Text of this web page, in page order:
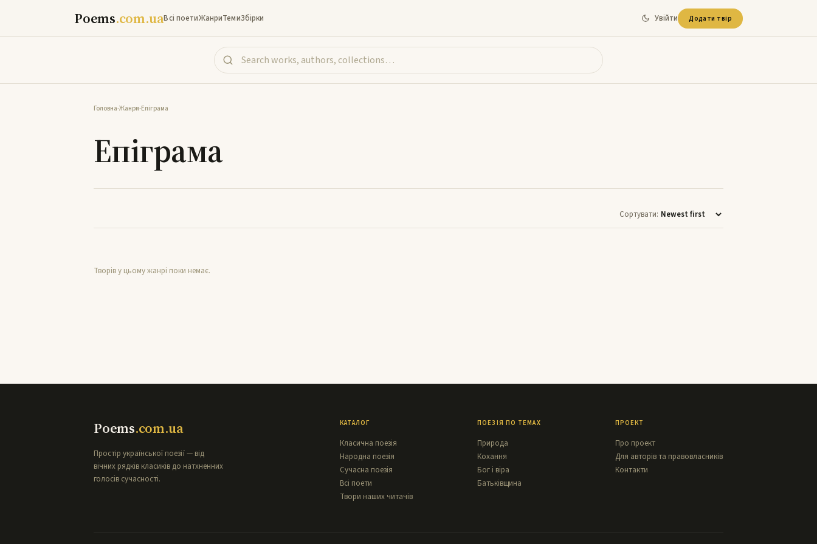
Poems.com.uaВсі поетиЖанриТемиЗбірки Увійти Додати твір
Головна-Жанри-Епіграма
Епіграма
Сортувати:
Творів у цьому жанрі поки немає.
Poems.com.ua
Простір української поезії — від
вічних рядків класиків до натхненних
голосів сучасності.
КАТАЛОГ
Класична поезія
Народна поезія
Сучасна поезія
Всі поети
Твори наших читачів
ПОЕЗІЯ ПО ТЕМАХ
Природа
Кохання
Бог і віра
Батьківщина
ПРОЕКТ
Про проект
Для авторів та правовласників
Контакти